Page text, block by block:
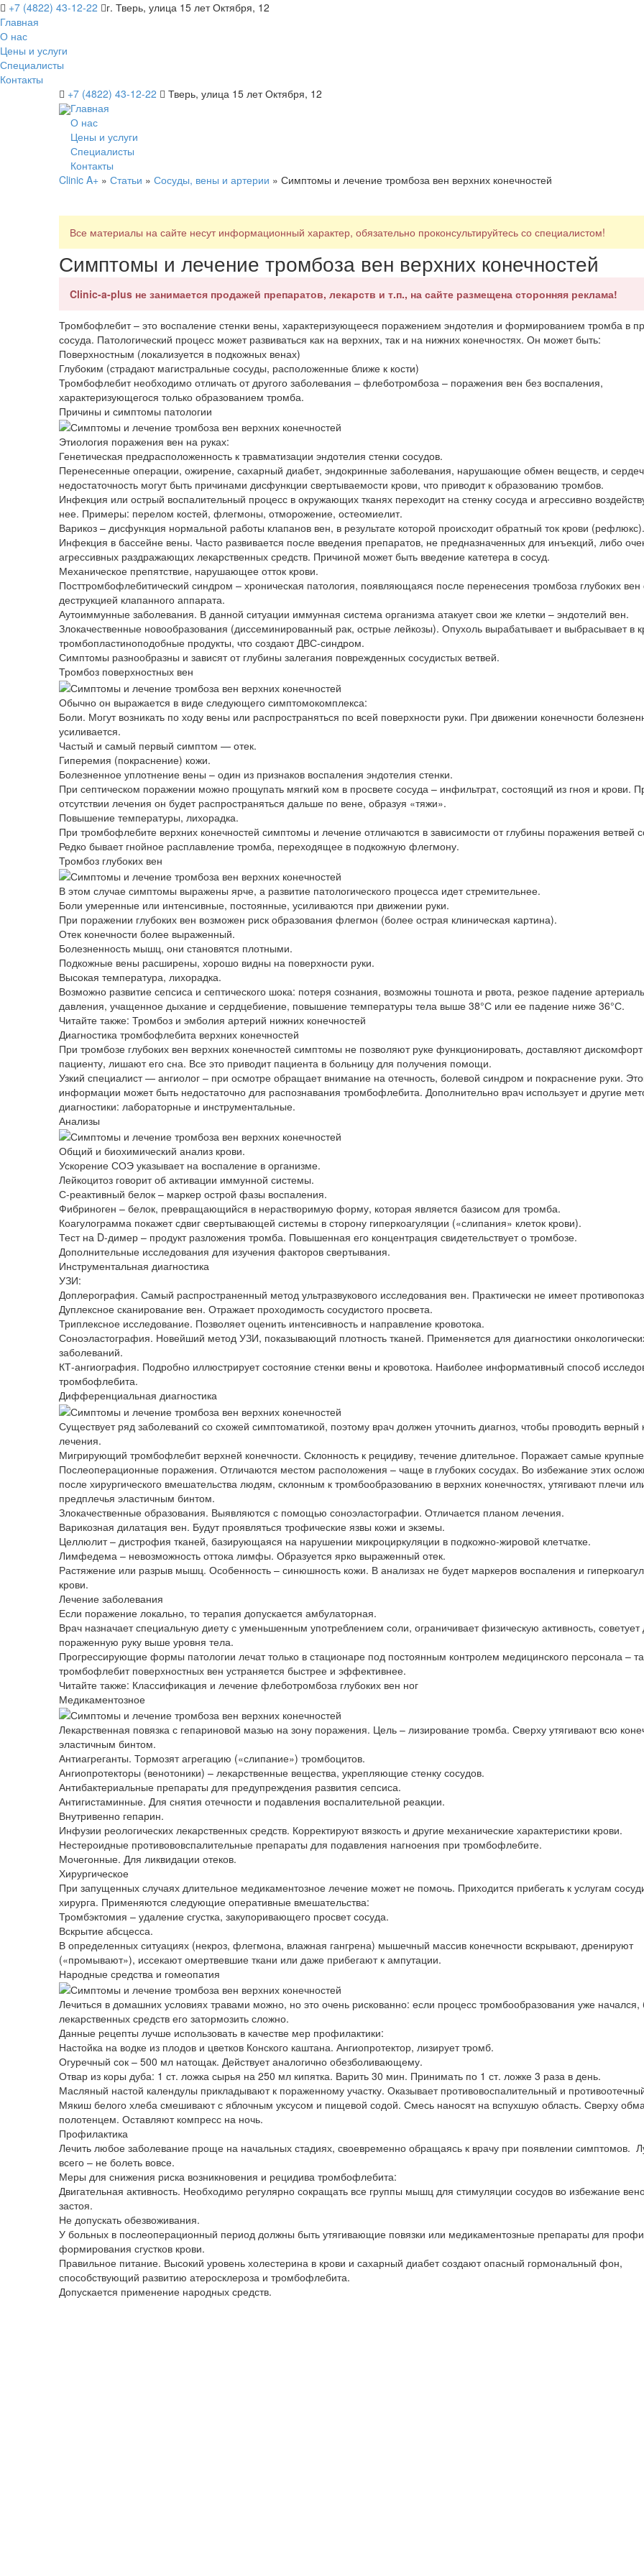
+7 (4822) 43-12-22
г. Тверь, улица 15 лет Октября, 12
Главная
О нас
Цены и услуги
Специалисты
Контакты
+7 (4822) 43-12-22
Тверь, улица 15 лет Октября, 12
Главная
О нас
Цены и услуги
Специалисты
Контакты
Clinic A+ » Статьи » Сосуды, вены и артерии » Симптомы и лечение тромбоза вен верхних конечностей
Все материалы на сайте несут информационный характер, обязательно проконсультируйтесь со специалистом!
Симптомы и лечение тромбоза вен верхних конечностей
Clinic-a-plus не занимается продажей препаратов, лекарств и т.п., на сайте размещена сторонняя реклама!
Тромбофлебит – это воспаление стенки вены, характеризующееся поражением эндотелия и формированием тромба в
сосуда. Патологический процесс может развиваться как на верхних, так и на нижних конечностях. Он может быть:
Поверхностным (локализуется в подкожных венах)
Глубоким (страдают магистральные сосуды, расположенные ближе к кости)
Тромбофлебит необходимо отличать от другого заболевания – флеботромбоза – поражения вен без воспаления,
характеризующегося только образованием тромба.
Причины и симптомы патологии
Этиология поражения вен на руках:
Генетическая предрасположенность к травматизации эндотелия стенки сосудов.
Перенесенные операции, ожирение, сахарный диабет, эндокринные заболевания, нарушающие обмен веществ, и
недостаточность могут быть причинами дисфункции свертываемости крови, что приводит к образованию тромбов.
Инфекция или острый воспалительный процесс в окружающих тканях переходит на стенку сосуда и агрессивно
нее. Примеры: перелом костей, флегмоны, отморожение, остеомиелит.
Варикоз – дисфункция нормальной работы клапанов вен, в результате которой происходит обратный ток крови (рефлюкс).
Инфекция в бассейне вены. Часто развивается после введения препаратов, не предназначенных для инъекций, либо
агрессивных раздражающих лекарственных средств. Причиной может быть введение катетера в сосуд.
Механическое препятствие, нарушающее отток крови.
Посттромбофлебитический синдром – хроническая патология, появляющаяся после перенесения тромбоза глубоких вен
деструкцией клапанного аппарата.
Аутоиммунные заболевания. В данной ситуации иммунная система организма атакует свои же клетки – эндотелий вен.
Злокачественные новообразования (диссеминированный рак, острые лейкозы). Опухоль вырабатывает и выбрасывает в
тромбопластиноподобные продукты, что создают ДВС-синдром.
Симптомы разнообразны и зависят от глубины залегания поврежденных сосудистых ветвей.
Тромбоз поверхностных вен
Обычно он выражается в виде следующего симптомокомплекса:
Боли. Могут возникать по ходу вены или распространяться по всей поверхности руки. При движении конечности
усиливается.
Частый и самый первый симптом — отек.
Гиперемия (покраснение) кожи.
Болезненное уплотнение вены – один из признаков воспаления эндотелия стенки.
При септическом поражении можно прощупать мягкий ком в просвете сосуда – инфильтрат, состоящий из гноя и крови.
отсутствии лечения он будет распространяться дальше по вене, образуя «тяжи».
Повышение температуры, лихорадка.
При тромбофлебите верхних конечностей симптомы и лечение отличаются в зависимости от глубины поражения ветвей
Редко бывает гнойное расплавление тромба, переходящее в подкожную флегмону.
Тромбоз глубоких вен
В этом случае симптомы выражены ярче, а развитие патологического процесса идет стремительнее.
Боли умеренные или интенсивные, постоянные, усиливаются при движении руки.
При поражении глубоких вен возможен риск образования флегмон (более острая клиническая картина).
Отек конечности более выраженный.
Болезненность мышц, они становятся плотными.
Подкожные вены расширены, хорошо видны на поверхности руки.
Высокая температура, лихорадка.
Возможно развитие сепсиса и септического шока: потеря сознания, возможны тошнота и рвота, резкое падение
давления, учащенное дыхание и сердцебиение, повышение температуры тела выше 38°С или ее падение ниже 36°С.
Читайте также: Тромбоз и эмболия артерий нижних конечностей
Диагностика тромбофлебита верхних конечностей
При тромбозе глубоких вен верхних конечностей симптомы не позволяют руке функционировать, доставляют дискомфорт
пациенту, лишают его сна. Все это приводит пациента в больницу для получения помощи.
Узкий специалист — ангиолог – при осмотре обращает внимание на отечность, болевой синдром и покраснение руки.
информации может быть недостаточно для распознавания тромбофлебита. Дополнительно врач использует и другие
диагностики: лабораторные и инструментальные.
Анализы
Общий и биохимический анализ крови.
Ускорение СОЭ указывает на воспаление в организме.
Лейкоцитоз говорит об активации иммунной системы.
С-реактивный белок – маркер острой фазы воспаления.
Фибриноген – белок, превращающийся в нерастворимую форму, которая является базисом для тромба.
Коагулограмма покажет сдвиг свертывающей системы в сторону гиперкоагуляции («слипания» клеток крови).
Тест на D-димер – продукт разложения тромба. Повышенная его концентрация свидетельствует о тромбозе.
Дополнительные исследования для изучения факторов свертывания.
Инструментальная диагностика
УЗИ:
Доплерография. Самый распространенный метод ультразвукового исследования вен. Практически не имеет
Дуплексное сканирование вен. Отражает проходимость сосудистого просвета.
Триплексное исследование. Позволяет оценить интенсивность и направление кровотока.
Соноэластография. Новейший метод УЗИ, показывающий плотность тканей. Применяется для диагностики
заболеваний.
КТ-ангиография. Подробно иллюстрирует состояние стенки вены и кровотока. Наиболее информативный способ
тромбофлебита.
Дифференциальная диагностика
Существует ряд заболеваний со схожей симптоматикой, поэтому врач должен уточнить диагноз, чтобы проводить верный
лечения.
Мигрирующий тромбофлебит верхней конечности. Склонность к рецидиву, течение длительное. Поражает самые
Послеоперационные поражения. Отличаются местом расположения – чаще в глубоких сосудах. Во избежание этих
после хирургического вмешательства людям, склонным к тромбообразованию в верхних конечностях, утягивают плечи
предплечья эластичным бинтом.
Злокачественные образования. Выявляются с помощью соноэластографии. Отличается планом лечения.
Варикозная дилатация вен. Будут проявляться трофические язвы кожи и экземы.
Целлюлит – дистрофия тканей, базирующаяся на нарушении микроциркуляции в подкожно-жировой клетчатке.
Лимфедема – невозможность оттока лимфы. Образуется ярко выраженный отек.
Растяжение или разрыв мышц. Особенность – синюшность кожи. В анализах не будет маркеров воспаления и
крови.
Лечение заболевания
Если поражение локально, то терапия допускается амбулаторная.
Врач назначает специальную диету с уменьшенным употреблением соли, ограничивает физическую активность, советует
пораженную руку выше уровня тела.
Прогрессирующие формы патологии лечат только в стационаре под постоянным контролем медицинского персонала –
тромбофлебит поверхностных вен устраняется быстрее и эффективнее.
Читайте также: Классификация и лечение флеботромбоза глубоких вен ног
Медикаментозное
Лекарственная повязка с гепариновой мазью на зону поражения. Цель – лизирование тромба. Сверху утягивают всю
эластичным бинтом.
Антиагреганты. Тормозят агрегацию («слипание») тромбоцитов.
Ангиопротекторы (венотоники) – лекарственные вещества, укрепляющие стенку сосудов.
Антибактериальные препараты для предупреждения развития сепсиса.
Антигистаминные. Для снятия отечности и подавления воспалительной реакции.
Внутривенно гепарин.
Инфузии реологических лекарственных средств. Корректируют вязкость и другие механические характеристики крови.
Нестероидные противововспалительные препараты для подавления нагноения при тромбофлебите.
Мочегонные. Для ликвидации отеков.
Хирургическое
При запущенных случаях длительное медикаментозное лечение может не помочь. Приходится прибегать к услугам
хирурга. Применяются следующие оперативные вмешательства:
Тромбэктомия – удаление сгустка, закупоривающего просвет сосуда.
Вскрытие абсцесса.
В определенных ситуациях (некроз, флегмона, влажная гангрена) мышечный массив конечности вскрывают, дренируют
(«промывают»), иссекают омертвевшие ткани или даже прибегают к ампутации.
Народные средства и гомеопатия
Лечиться в домашних условиях травами можно, но это очень рискованно: если процесс тромбообразования уже начался,
лекарственных средств его затормозить сложно.
Данные рецепты лучше использовать в качестве мер профилактики:
Настойка на водке из плодов и цветков Конского каштана. Ангиопротектор, лизирует тромб.
Огуречный сок – 500 мл натощак. Действует аналогично обезболивающему.
Отвар из коры дуба: 1 ст. ложка сырья на 250 мл кипятка. Варить 30 мин. Принимать по 1 ст. ложке 3 раза в день.
Масляный настой календулы прикладывают к пораженному участку. Оказывает противовоспалительный и
Мякиш белого хлеба смешивают с яблочным уксусом и пищевой содой. Смесь наносят на вспухшую область. Сверху
полотенцем. Оставляют компресс на ночь.
Профилактика
Лечить любое заболевание проще на начальных стадиях, своевременно обращаясь к врачу при появлении симптомов.
всего – не болеть вовсе.
Меры для снижения риска возникновения и рецидива тромбофлебита:
Двигательная активность. Необходимо регулярно сокращать все группы мышц для стимуляции сосудов во избежание
застоя.
Не допускать обезвоживания.
У больных в послеоперационный период должны быть утягивающие повязки или медикаментозные препараты для
формирования сгустков крови.
Правильное питание. Высокий уровень холестерина в крови и сахарный диабет создают опасный гормональный фон,
способствующий развитию атеросклероза и тромбофлебита.
Допускается применение народных средств.